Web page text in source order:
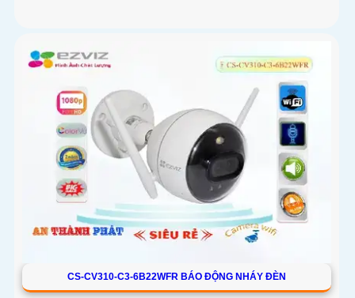
CS-CV310-C3-6B22WFR BÁO ĐỘNG NHÁY ĐÈN